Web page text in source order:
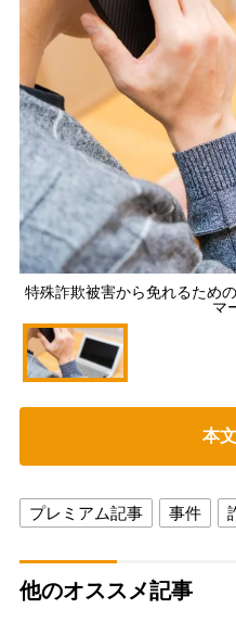
特殊詐欺被害から免れるため
マ
本
プレミアム記事 事件
他のオススメ記事